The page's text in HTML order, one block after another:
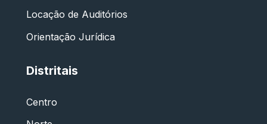
Locação de Auditórios
Orientação Jurídica
Distritais
Centro